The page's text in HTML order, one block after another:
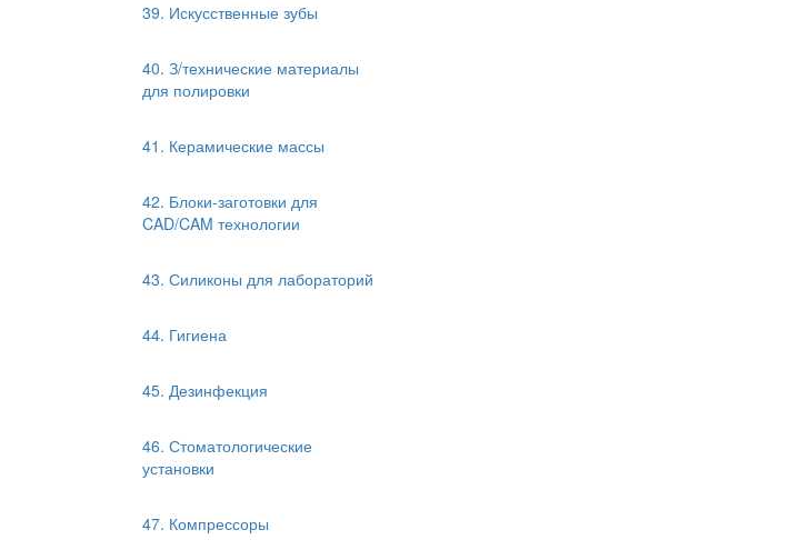
39. Искусственные зубы
40. З/технические материалы
для полировки
41. Керамические массы
42. Блоки-заготовки для
CAD/CAM технологии
43. Силиконы для лабораторий
44. Гигиена
45. Дезинфекция
46. Стоматологические
установки
47. Компрессоры